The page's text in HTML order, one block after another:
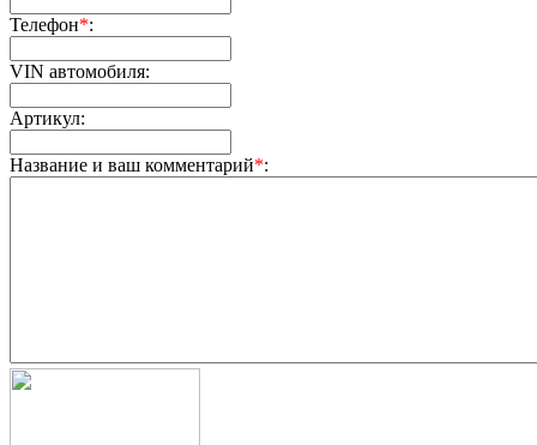
Телефон*:
VIN автомобиля:
Артикул:
Название и ваш комментарий*: